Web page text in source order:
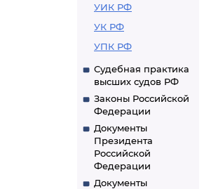
УИК РФ
УК РФ
УПК РФ
Судебная практика
высших судов РФ
Законы Российской
Федерации
Документы
Президента
Российской
Федерации
Документы